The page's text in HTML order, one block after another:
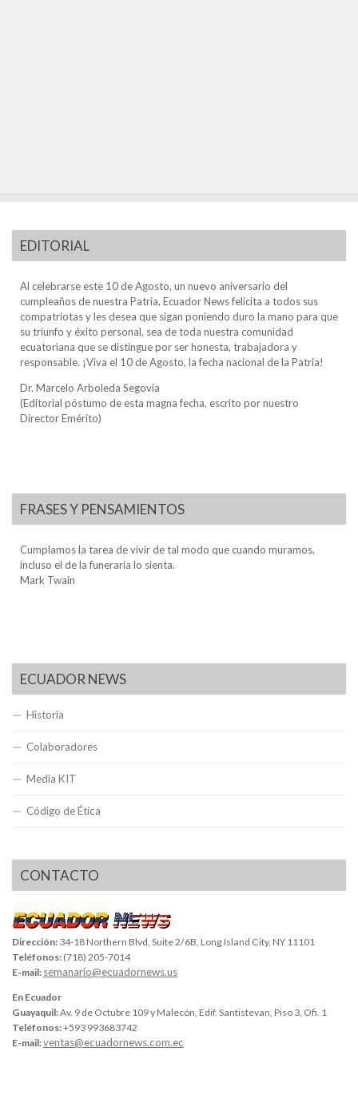
EDITORIAL
Al celebrarse este 10 de Agosto, un nuevo aniversario del
cumpleaños de nuestra Patria, Ecuador News felicita a todos sus
compatriotas y les desea que sigan poniendo duro la mano para que
su triunfo y éxito personal, sea de toda nuestra comunidad
ecuatoriana que se distingue por ser honesta, trabajadora y
responsable. ¡Viva el 10 de Agosto, la fecha nacional de la Patria!
Dr. Marcelo Arboleda Segovia
(Editorial póstumo de esta magna fecha, escrito por nuestro
Director Emérito)
FRASES Y PENSAMIENTOS
Cumplamos la tarea de vivir de tal modo que cuando muramos,
incluso el de la funeraria lo sienta.
Mark Twain
ECUADOR NEWS
Historia
Colaboradores
Media KIT
Código de Ética
CONTACTO
Dirección: 34-18 Northern Blvd, Suite 2/6B, Long Island City, NY 11101
Teléfonos: (718) 205-7014
E-mail: semanario@ecuadornews.us
En Ecuador
Guayaquil:Av. 9 de Octubre 109 y Malecón, Edif. Santistevan, Piso 3, Ofi. 1
Teléfonos:+593 993683742
E-mail:ventas@ecuadornews.com.ec